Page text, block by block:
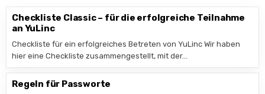
Checkliste Classic – für die erfolgreiche Teilnahme
an YuLinc
Checkliste für ein erfolgreiches Betreten von YuLinc Wir haben
hier eine Checkliste zusammengestellt, mit der…
Regeln für Passworte